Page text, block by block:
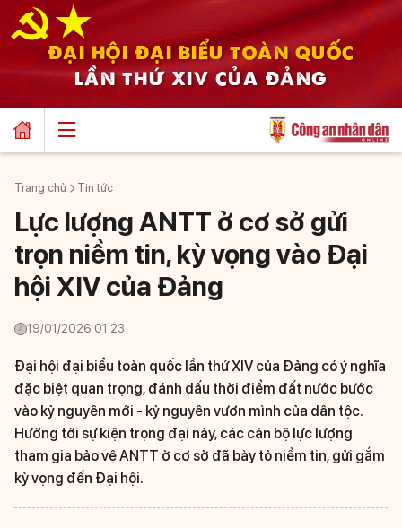
ĐẠI HỘI ĐẠI BIỂU TOÀN QUỐC
LẦN THỨ XIV CỦA ĐẢNG
Trang chủ Tin tức
Lực lượng ANTT ở cơ sở gửi
trọn niềm tin, kỳ vọng vào Đại
hội XIV của Đảng
19/01/2026 01:23
Đại hội đại biểu toàn quốc lần thứ XIV của Đảng có ý nghĩa
đặc biệt quan trọng, đánh dấu thời điểm đất nước bước
vào kỷ nguyên mới - kỷ nguyên vươn mình của dân tộc.
Hướng tới sự kiện trọng đại này, các cán bộ lực lượng
tham gia bảo vệ ANTT ở cơ sở đã bày tỏ niềm tin, gửi gắm
kỳ vọng đến Đại hội.